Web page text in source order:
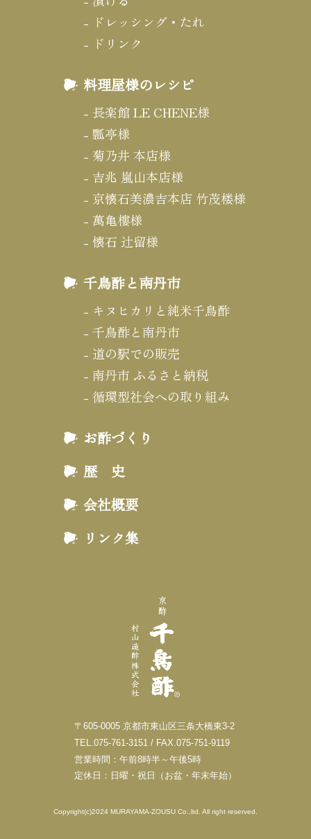
ドレッシング・たれ
ドリンク
料理屋様のレシピ
長楽館 LE CHENE様
瓢亭様
菊乃井 本店様
吉兆 嵐山本店様
京懐石美濃吉本店 竹茂楼様
萬亀樓様
懐石 辻留様
千鳥酢と南丹市
キヌヒカリと純米千鳥酢
千鳥酢と南丹市
道の駅での販売
南丹市 ふるさと納税
循環型社会への取り組み
お酢づくり
歴 史
会社概要
リンク集
〒605-0005 京都市東山区三条大橋東3-2
TEL.075-761-3151 / FAX.075-751-9119
営業時間：午前8時半～午後5時
定休日：日曜・祝日（お盆・年末年始）
Copyright(c)2024 MURAYAMA-ZOUSU Co.,ltd. All right reserved.